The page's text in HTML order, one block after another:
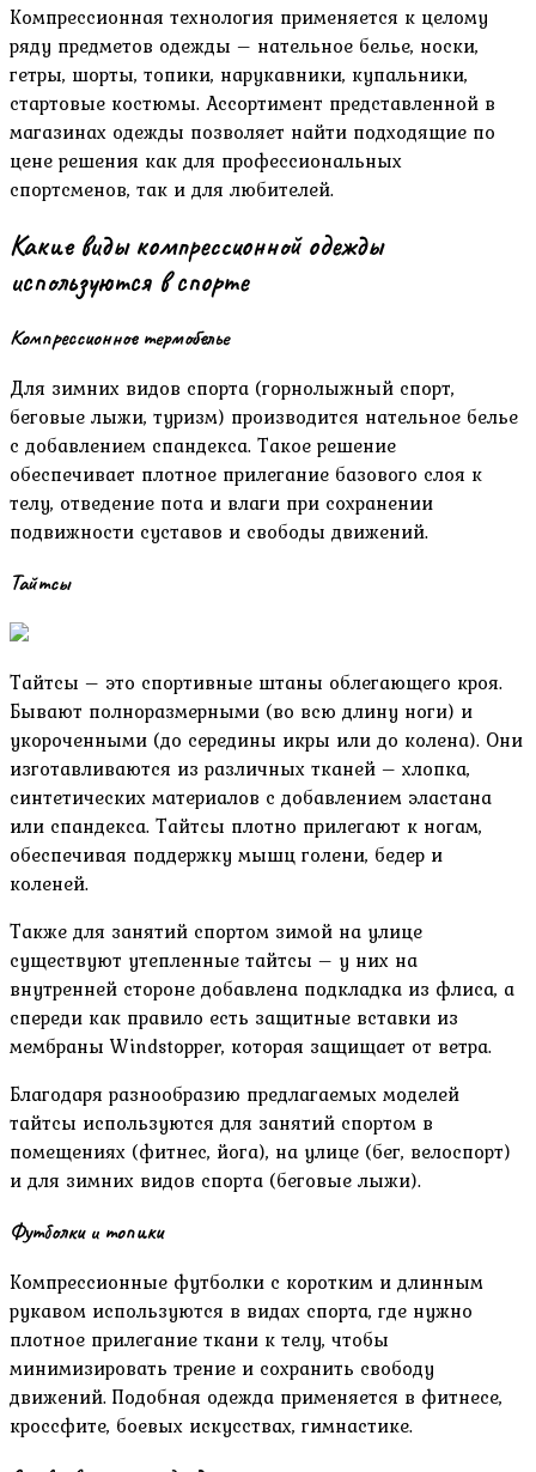
Компрессионная технология применяется к целому
ряду предметов одежды – нательное белье, носки,
гетры, шорты, топики, нарукавники, купальники,
стартовые костюмы. Ассортимент представленной в
магазинах одежды позволяет найти подходящие по
цене решения как для профессиональных
спортсменов, так и для любителей.
Какие виды компрессионной одежды
используются в спорте
Компрессионное термобелье
Для зимних видов спорта (горнолыжный спорт,
беговые лыжи, туризм) производится нательное белье
с добавлением спандекса. Такое решение
обеспечивает плотное прилегание базового слоя к
телу, отведение пота и влаги при сохранении
подвижности суставов и свободы движений.
Тайтсы
Тайтсы – это спортивные штаны облегающего кроя.
Бывают полноразмерными (во всю длину ноги) и
укороченными (до середины икры или до колена). Они
изготавливаются из различных тканей – хлопка,
синтетических материалов с добавлением эластана
или спандекса. Тайтсы плотно прилегают к ногам,
обеспечивая поддержку мышц голени, бедер и
коленей.
Также для занятий спортом зимой на улице
существуют утепленные тайтсы – у них на
внутренней стороне добавлена подкладка из флиса, а
спереди как правило есть защитные вставки из
мембраны Windstopper, которая защищает от ветра.
Благодаря разнообразию предлагаемых моделей
тайтсы используются для занятий спортом в
помещениях (фитнес, йога), на улице (бег, велоспорт)
и для зимних видов спорта (беговые лыжи).
Футболки и топики
Компрессионные футболки с коротким и длинным
рукавом используются в видах спорта, где нужно
плотное прилегание ткани к телу, чтобы
минимизировать трение и сохранить свободу
движений. Подобная одежда применяется в фитнесе,
кроссфите, боевых искусствах, гимнастике.